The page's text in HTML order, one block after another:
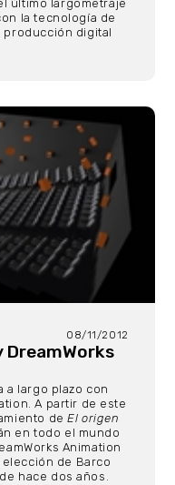
último largometraje
la tecnología de
producción digital
08/11/2012
a largo plazo con
A partir de este
deEl origen
en todo el mundo
Animation
elección de Barco
hace dos años.